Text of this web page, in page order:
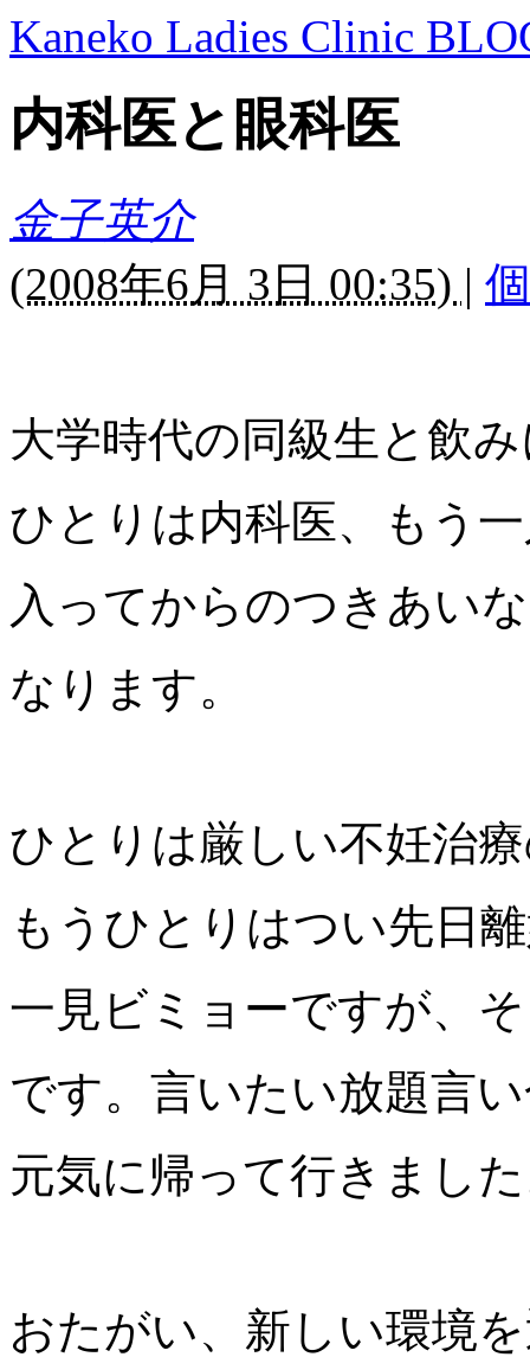
Kaneko Ladies Clinic
内科医と眼科医
金子英介
(2008年6月 3日 00:35) |
大学時代の同級生と飲
ひとりは内科医、もう
入ってからのつきあい
なります。
ひとりは厳しい不妊治
もうひとりはつい先日
一見ビミョーですが、
です。言いたい放題言
元気に帰って行きまし
おたがい、新しい環境